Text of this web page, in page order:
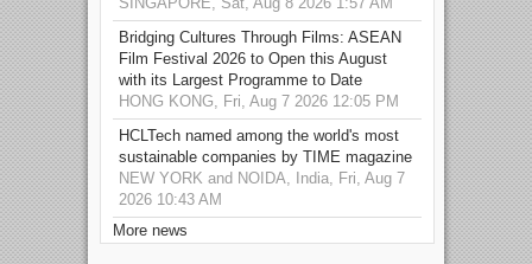
Bridging Cultures Through Films: ASEAN
Film Festival 2026 to Open this August
with its Largest Programme to Date
HONG KONG, Fri, Aug 7 2026 12:05 PM
HCLTech named among the world's most
sustainable companies by TIME magazine
NEW YORK and NOIDA, India, Fri, Aug 7
2026 10:43 AM
More news